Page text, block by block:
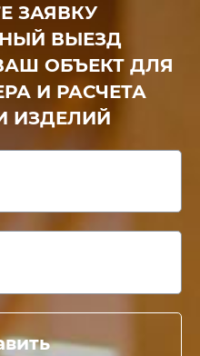
ЗАЯВКУ
ВЫЕЗД
ОБЪЕКТ ДЛЯ
И РАСЧЕТА
ИЗДЕЛИЙ